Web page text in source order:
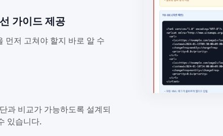
가이드 제공
먼저 고쳐야 할지 바로 알 수
과 비교가 가능하도록 설계되
있습니다.